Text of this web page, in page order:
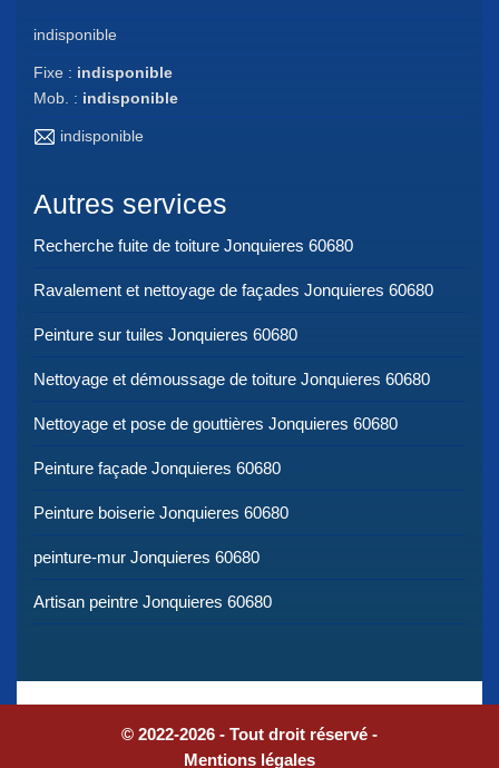
indisponible
Fixe : indisponible
Mob. : indisponible
indisponible
Autres services
Recherche fuite de toiture Jonquieres 60680
Ravalement et nettoyage de façades Jonquieres 60680
Peinture sur tuiles Jonquieres 60680
Nettoyage et démoussage de toiture Jonquieres 60680
Nettoyage et pose de gouttières Jonquieres 60680
Peinture façade Jonquieres 60680
Peinture boiserie Jonquieres 60680
peinture-mur Jonquieres 60680
Artisan peintre Jonquieres 60680
© 2022-2026 - Tout droit réservé -
Mentions légales